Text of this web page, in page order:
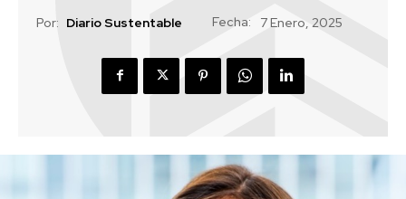
Por: Diario Sustentable Fecha: 7 Enero, 2025